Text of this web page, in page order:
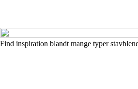
Find inspiration blandt mange typer